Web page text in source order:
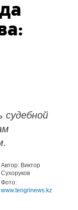
судебной
Автор: Виктор
Сухоруков
Фото:
www.tengrinews.kz